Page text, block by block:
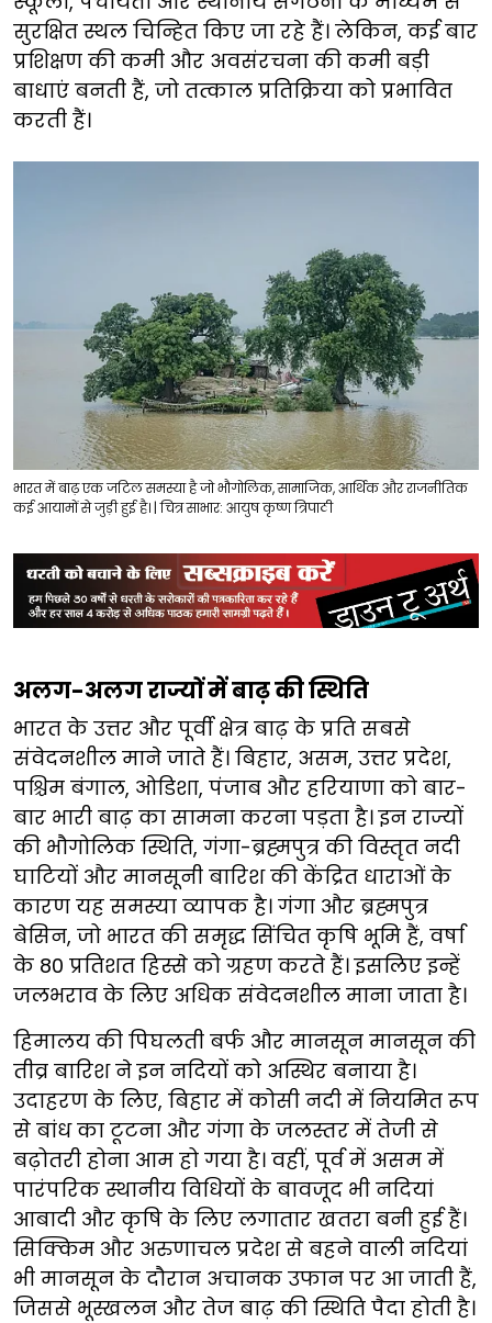
सुरक्षित स्थल चिन्हित किए जा रहे हैं। लेकिन, कई बार
प्रशिक्षण की कमी और अवसंरचना की कमी बड़ी
बाधाएं बनती हैं, जो तत्काल प्रतिक्रिया को प्रभावित
करती हैं।
​​भारत में बाढ़ एक जटिल समस्या है जो भौगोलिक, सामाजिक, आर्थिक और राजनीतिक
कई ​​आयामों से जुड़ी हुई है। | चित्र साभार: आयुष कृष्ण त्रिपाठी​
​​अलग-अलग राज्यों में बाढ़ की स्थिति ​
​​भारत के उत्तर और पूर्वी क्षेत्र बाढ़ के प्रति सबसे
संवेदनशील माने जाते हैं। बिहार, असम, उत्तर प्रदेश,
पश्चिम बंगाल, ओडिशा, पंजाब और हरियाणा को बार-
बार भारी बाढ़ का सामना करना पड़ता है। इन राज्यों
की भौगोलिक स्थिति, गंगा-ब्रह्मपुत्र की विस्तृत नदी
घाटियों और मानसूनी बारिश की केंद्रित धाराओं के
कारण यह समस्या व्यापक है। गंगा और ब्रह्मपुत्र
बेसिन, जो भारत की समृद्ध सिंचित कृषि भूमि हैं, वर्षा
के 80 प्रतिशत हिस्से को ग्रहण करते हैं।​ इसलिए इन्हें
जलभराव के लिए अधिक संवेदनशील माना जाता है।
​​हिमालय की पिघलती बर्फ और मानसून मानसून की
तीव्र बारिश ने इन नदियों को अस्थिर बनाया है।
उदाहरण के लिए, बिहार में कोसी नदी में नियमित रूप
से बांध का ​​​टूटना और गंगा के जलस्तर में तेजी से
बढ़ोतरी होना आम हो गया है। वहीं, पूर्व में असम में ​​
पारंपरिक स्थानीय विधियों के बावजूद भी नदियां
आबादी और कृषि के लिए लगातार खतरा बनी हुई हैं।
सिक्किम और अरुणाचल प्रदेश से बहने वाली नदियां
भी मानसून के दौरान अचानक उफान पर आ जाती हैं,​​​​
जिससे भूस्खलन और तेज बाढ़ की स्थिति पैदा होती है।